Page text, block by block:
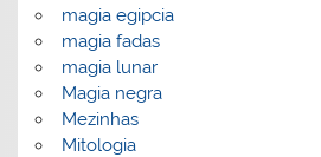
magia egipcia
magia fadas
magia lunar
Magia negra
Mezinhas
Mitologia